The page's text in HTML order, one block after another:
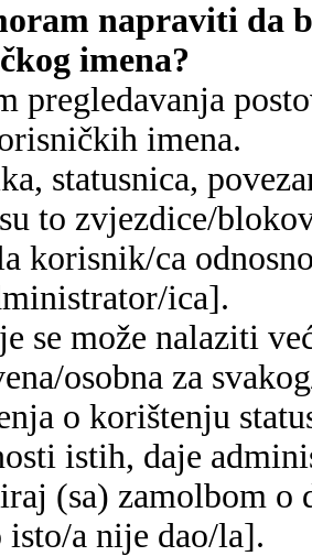
napraviti da
imena?
pregledavanja
imena.
statusnica,
to zvjezdice/
korisnik/ca
ica].
se može nalaziti
osobna za
o korištenju
istih, daje
(sa) zamolbom o
a nije dao/la].